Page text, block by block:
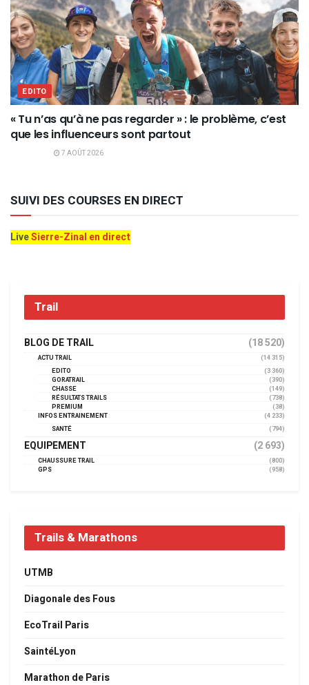
EDITO
« Tu n’as qu’à ne pas regarder » : le problème, c’est
que les influenceurs sont partout
7 AOÛT 2026
SUIVI DES COURSES EN DIRECT
LiveSierre-Zinal en direct
Trail
BLOG DE TRAIL (18 520)
ACTU TRAIL
(14 315)
EDITO
(3 360)
GORATRAIL
(390)
CHASSE
(149)
RÉSULTATS TRAILS
(738)
PREMIUM
(38)
INFOS ENTRAINEMENT
(4 233)
SANTÉ
(794)
EQUIPEMENT (2 693)
CHAUSSURE TRAIL
(800)
GPS
(958)
Trails & Marathons
UTMB
Diagonale des Fous
EcoTrail Paris
SaintéLyon
Marathon de Paris